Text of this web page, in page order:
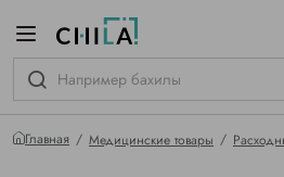
Главная Медицинские товары
гамме